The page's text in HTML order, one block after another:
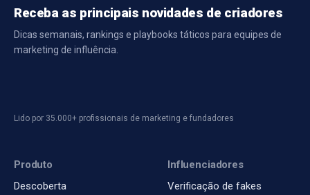
Receba as principais novidades de criadores
Dicas semanais, rankings e playbooks táticos para equipes de
marketing de influência.
Lido por 35.000+ profissionais de marketing e fundadores
Produto
Descoberta
Influenciadores
Verificação de fakes